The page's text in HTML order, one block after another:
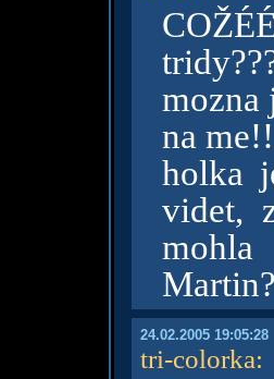
mozna
na
holka
videt,
24.02.2005 19:05:28
tri-colorka: